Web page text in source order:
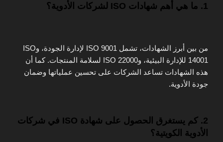
1. ما هي أهم شهادات ISO لشركات الأدوية؟
من بين أبرز الشهادات، تشمل ISO 9001 لإدارة الجودة، وISO
14001 للإدارة البيئية، وISO 22000 لسلامة المنتجات. كما أن
هذه الشهادات تساعد الشركات على تحسين عملياتها وضمان
جودة الأدوية.
2. كم يستغرق الحصول على شهادة ISO في شركات
الأدوية الكويتية؟